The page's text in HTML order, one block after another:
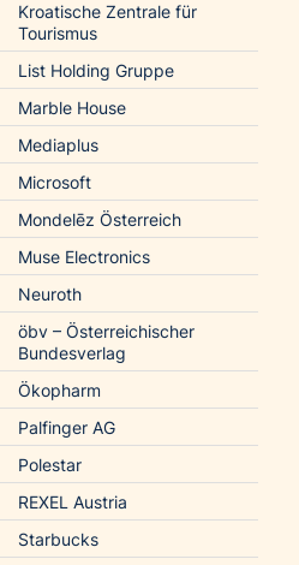
Kroatische Zentrale für
Tourismus
List Holding Gruppe
Marble House
Mediaplus
Microsoft
Mondelēz Österreich
Muse Electronics
Neuroth
öbv – Österreichischer
Bundesverlag
Ökopharm
Palfinger AG
Polestar
REXEL Austria
Starbucks